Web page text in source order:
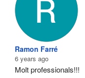
Ramon Farré
6 years ago
Molt professionals!!!